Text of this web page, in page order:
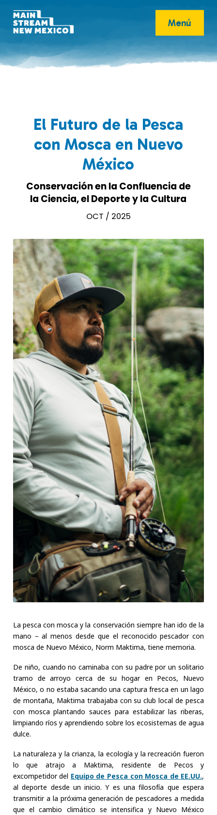
Menú
El Futuro de la Pesca
con Mosca en Nuevo
México
Conservación en la Confluencia de
la Ciencia, el Deporte y la Cultura
OCT / 2025
La pesca con mosca y la conservación siempre han ido de la
mano – al menos desde que el reconocido pescador con
mosca de Nuevo México, Norm Maktima, tiene memoria.
De niño, cuando no caminaba con su padre por un solitario
tramo de arroyo cerca de su hogar en Pecos, Nuevo
México, o no estaba sacando una captura fresca en un lago
de montaña, Maktima trabajaba con su club local de pesca
con mosca plantando sauces para estabilizar las riberas,
limpiando ríos y aprendiendo sobre los ecosistemas de agua
dulce.
La naturaleza y la crianza, la ecología y la recreación fueron
lo que atrajo a Maktima, residente de Pecos y
excompetidor del Equipo de Pesca con Mosca de EE.UU.,
al deporte desde un inicio. Y es una filosofía que espera
transmitir a la próxima generación de pescadores a medida
que el cambio climático se intensifica y Nuevo México